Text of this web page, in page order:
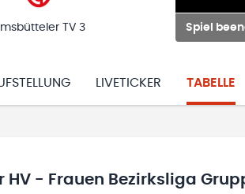
TV 3 Spiel
LIVETICKER TABELLE
HV - Frauen Bezirksliga